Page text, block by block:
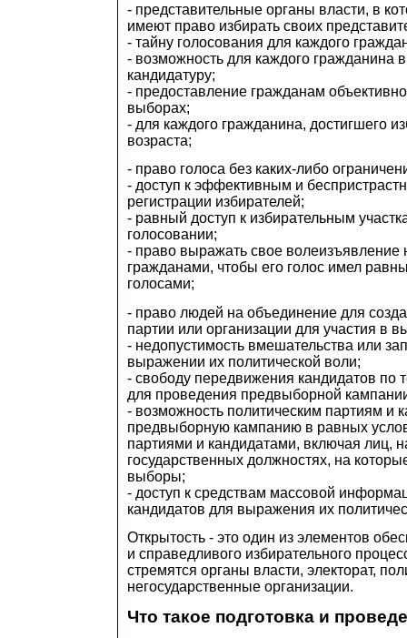
- представительные органы власти, в
имеют право избирать своих
- тайну голосования для каждого
- возможность для каждого гражданина
кандидатуру;
- предоставление гражданам
выборах;
- для каждого гражданина, достигшего
возраста;
- право голоса без каких-либо
- доступ к эффективным и
регистрации избирателей;
- равный доступ к избирательным
голосовании;
- право выражать свое волеизъявление
гражданами, чтобы его голос имел
голосами;
- право людей на объединение для
партии или организации для участия в
- недопустимость вмешательства или
выражении их политической воли;
- свободу передвижения кандидатов по
для проведения предвыборной
- возможность политическим партиям и
предвыборную кампанию в равных
партиями и кандидатами, включая лиц,
государственных должностях, на
выборы;
- доступ к средствам массовой
кандидатов для выражения их
Открытость - это один из элементов
и справедливого избирательного
стремятся органы власти, электорат,
негосударственные организации.
Что такое подготовка и